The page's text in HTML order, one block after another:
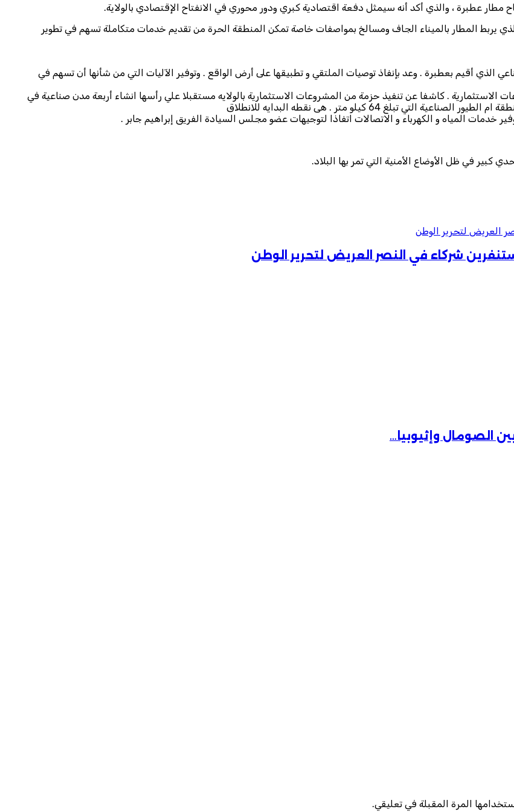
عطبرة ، والذي أكد أنه سيمثل دفعة اقتصادية كبري ودور محوري في الانفتاح الإقتصادي بالولاية.
يربط المطار بالميناء الجاف ومسالخ بمواصفات خاصة تمكن المنطقة الحرة من تقديم خدمات متكاملة تسهم في تطوير
الذي أقيم بعطبرة . وعد بإنفاذ توصيات الملتقي و تطبيقها على أرض الواقع . وتوفير الآليات التي من شأنها أن تسهم في
الاستثمارية . كاشفا عن تنفيذ حزمة من المشروعات الاستثمارية بالولايه مستقبلا علي رأسها انشاء أربعة مدن صناعية في
64 كيلو متر . هى نقطه البدايه للانطلاق
خدمات المياه و الكهرباء و الاتصالات اتفاذا لتوجيهات عضو مجلس السيادة الفريق إبراهيم جابر .
كبير في ظل الأوضاع الأمنية التي تمر بها البلاد.
العريض لتحرير الوطن
شركاء في النصر العريض لتحرير الوطن
الصومال وإثيوبيا…
المرة المقبلة في تعليقي.